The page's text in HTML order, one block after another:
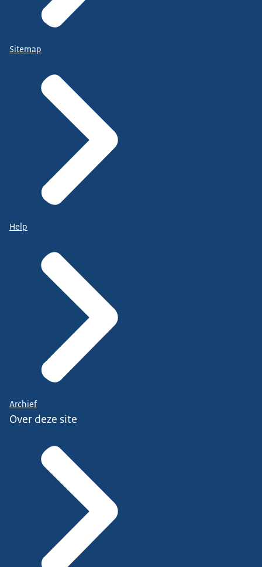
Sitemap
Help
Archief
Over deze site